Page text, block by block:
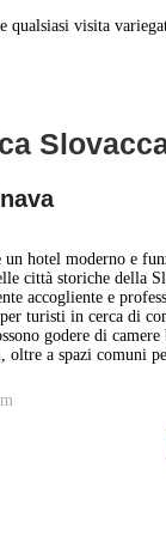
visita
hotel moderno e
città storiche della
accogliente e
turisti in cerca di
godere di camere
oltre a spazi comuni